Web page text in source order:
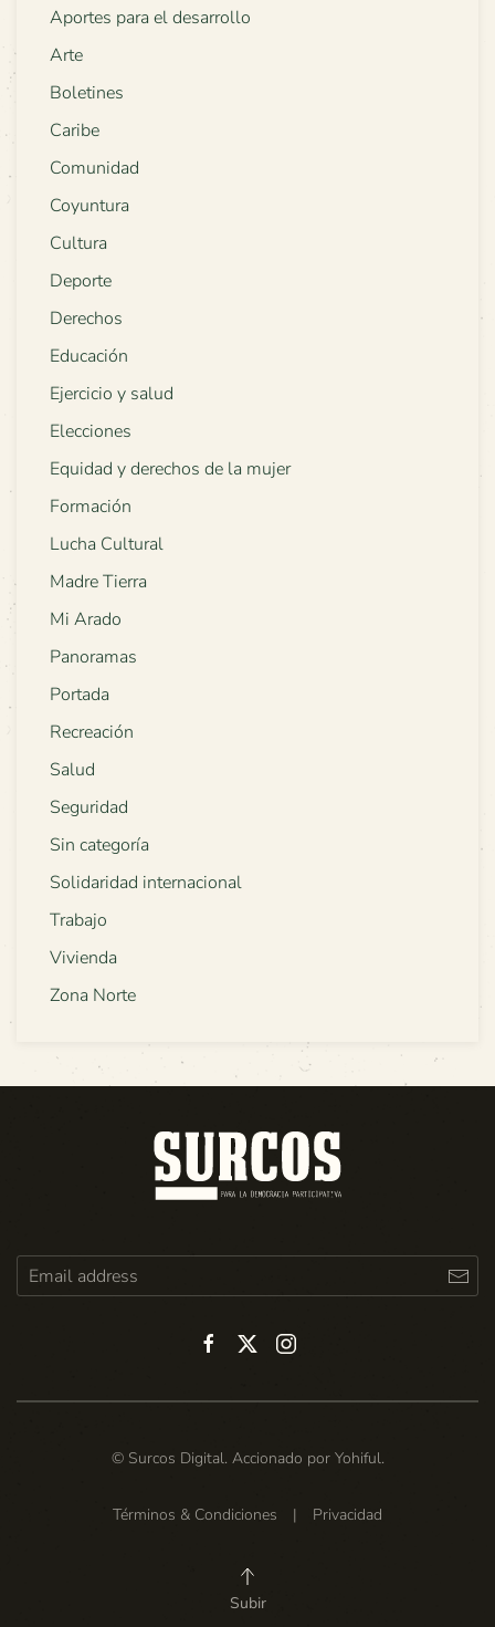
Aportes para el desarrollo
Arte
Boletines
Caribe
Comunidad
Coyuntura
Cultura
Deporte
Derechos
Educación
Ejercicio y salud
Elecciones
Equidad y derechos de la mujer
Formación
Lucha Cultural
Madre Tierra
Mi Arado
Panoramas
Portada
Recreación
Salud
Seguridad
Sin categoría
Solidaridad internacional
Trabajo
Vivienda
Zona Norte
© Surcos Digital. Accionado por Yohiful.
Términos & Condiciones | Privacidad
Subir